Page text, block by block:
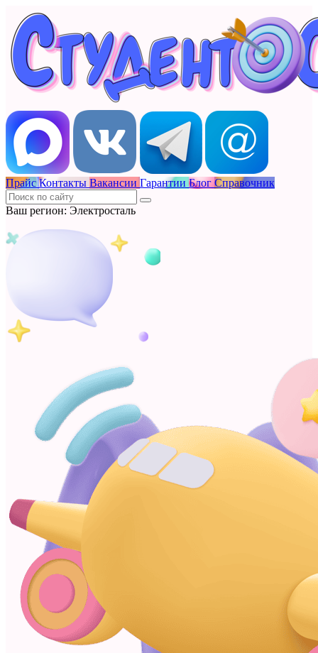
Прайс Контакты Вакансии Гарантии Блог Справочник
Ваш регион: Электросталь